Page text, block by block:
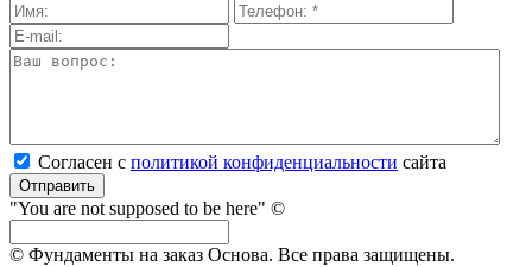
Согласен с политикой кон­фи­ден­ци­аль­нос­ти сайта
Отправить
"You are not supposed to be here" ©
© Фундаменты на заказ Основа. Все права защищены.